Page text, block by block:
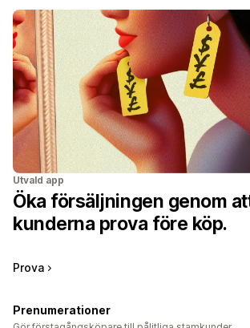
Utvald app
Öka försäljningen genom
kunderna prova före köp.
Prova
Prenumerationer